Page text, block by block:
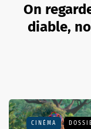
On
diable,
CINÉMA